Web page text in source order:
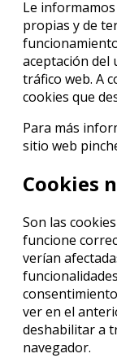
Le
propias y de
aceptación del
tráfico web. A
cookies que
Para más
sitio web
Cookies
Son las
funcione
verían
ver en el
deshabilitar a
navegador.